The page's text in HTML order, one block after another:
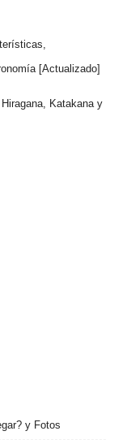
[Actualizado]
Katakana y
y Fotos